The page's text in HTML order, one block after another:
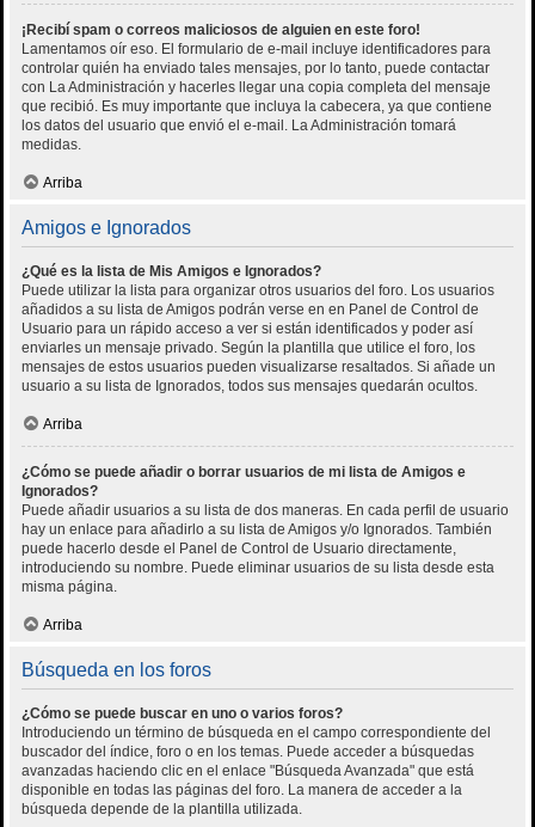
¡Recibí spam o correos maliciosos de alguien en este foro!
Lamentamos oír eso. El formulario de e-mail incluye identificadores para
controlar quién ha enviado tales mensajes, por lo tanto, puede contactar
con La Administración y hacerles llegar una copia completa del mensaje
que recibió. Es muy importante que incluya la cabecera, ya que contiene
los datos del usuario que envió el e-mail. La Administración tomará
medidas.
Arriba
Amigos e Ignorados
¿Qué es la lista de Mis Amigos e Ignorados?
Puede utilizar la lista para organizar otros usuarios del foro. Los usuarios
añadidos a su lista de Amigos podrán verse en en Panel de Control de
Usuario para un rápido acceso a ver si están identificados y poder así
enviarles un mensaje privado. Según la plantilla que utilice el foro, los
mensajes de estos usuarios pueden visualizarse resaltados. Si añade un
usuario a su lista de Ignorados, todos sus mensajes quedarán ocultos.
Arriba
¿Cómo se puede añadir o borrar usuarios de mi lista de Amigos e
Ignorados?
Puede añadir usuarios a su lista de dos maneras. En cada perfil de usuario
hay un enlace para añadirlo a su lista de Amigos y/o Ignorados. También
puede hacerlo desde el Panel de Control de Usuario directamente,
introduciendo su nombre. Puede eliminar usuarios de su lista desde esta
misma página.
Arriba
Búsqueda en los foros
¿Cómo se puede buscar en uno o varios foros?
Introduciendo un término de búsqueda en el campo correspondiente del
buscador del índice, foro o en los temas. Puede acceder a búsquedas
avanzadas haciendo clic en el enlace "Búsqueda Avanzada" que está
disponible en todas las páginas del foro. La manera de acceder a la
búsqueda depende de la plantilla utilizada.